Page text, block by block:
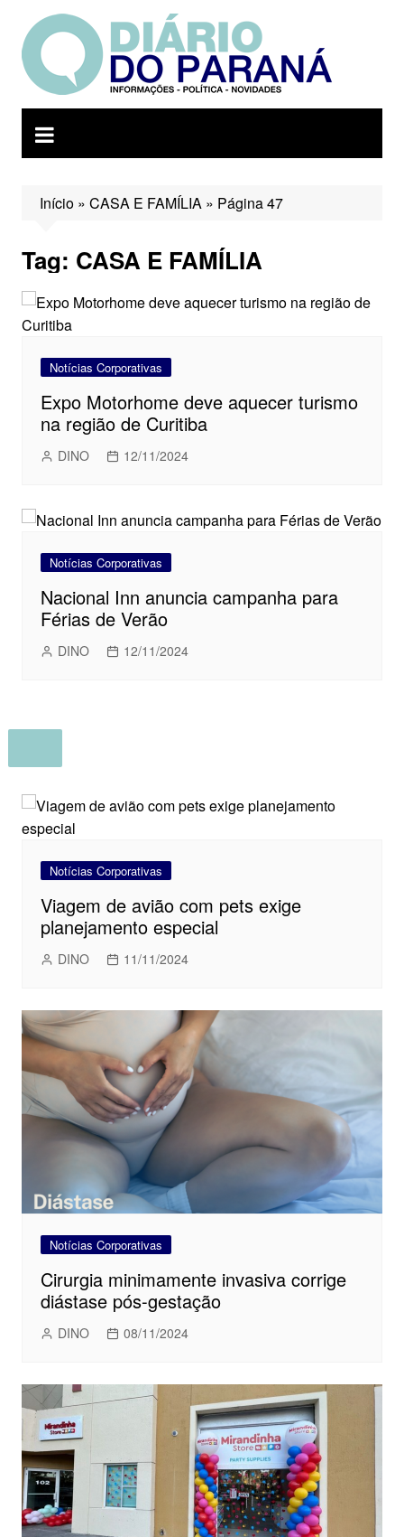
para
conteúdo
Início» CASA E FAMÍLIA» Página 47
Tag: CASA E FAMÍLIA
Notícias Corporativas
Expo Motorhome deve aquecer turismo
na região de Curitiba
DINO 12/11/2024
Notícias Corporativas
Nacional Inn anuncia campanha para
Férias de Verão
DINO 12/11/2024
Notícias Corporativas
Viagem de avião com pets exige
planejamento especial
DINO 11/11/2024
Notícias Corporativas
Cirurgia minimamente invasiva corrige
diástase pós-gestação
DINO 08/11/2024